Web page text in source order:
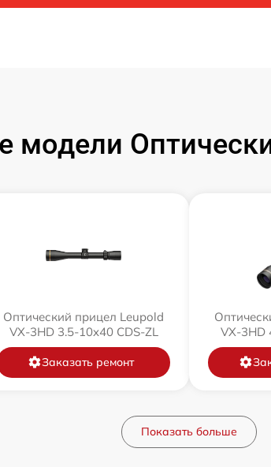
модели
Оптический прицел Leupold
VX-3HD 3.5-10x40 CDS-ZL
Заказать ремонт
VX-3HD
Показать больше